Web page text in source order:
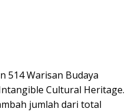
514 Warisan Budaya
Cultural Heritage.
jumlah dari total